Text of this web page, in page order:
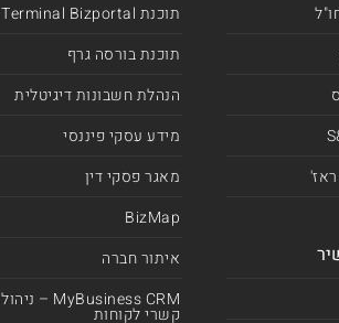
תוכנת Terminal Bizportal
תוכנת בורסה גרף
הנהלת חשבונות דיגיטלית
מידע עסקי פיננסי
מאגר פסקי דין
BizMap
איתור חברה
MyBusiness CRM – ניהול
קשרי לקוחות